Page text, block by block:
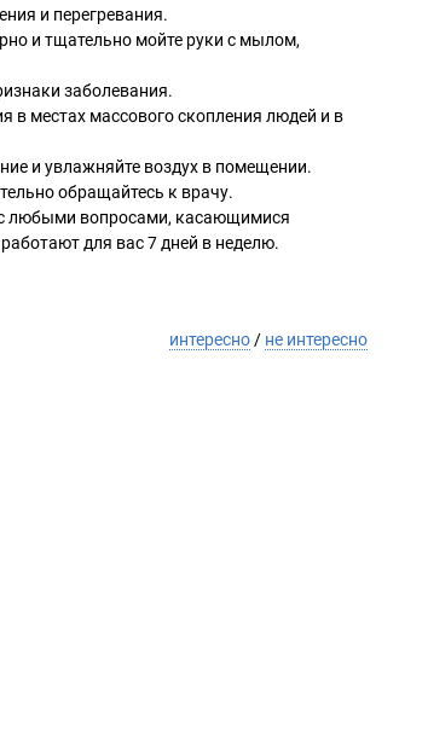
и перегревания.
и тщательно мойте руки с мылом,
заболевания.
в местах массового скопления людей и в
и увлажняйте воздух в помещении.
обращайтесь к врачу.
любыми вопросами, касающимися
для вас 7 дней в неделю.
интересно / не интересно